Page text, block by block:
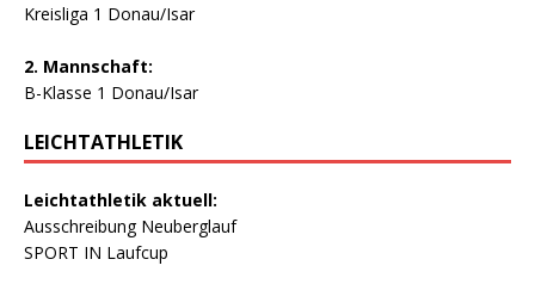
Kreisliga 1 Donau/Isar
2. Mannschaft:
B-Klasse 1 Donau/Isar
LEICHTATHLETIK
Leichtathletik aktuell:
Ausschreibung Neuberglauf
SPORT IN Laufcup